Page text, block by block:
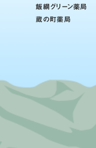
飯綱グリーン薬局
蔵の町薬局